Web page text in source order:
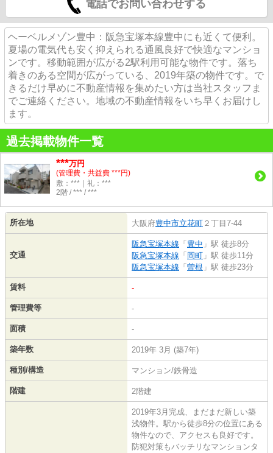
電話でお問い合わせする
ヘーベルメゾン豊中：阪急宝塚本線豊中にも近くて便利。
夏場の電気代も安く抑えられる通風良好で快適なマンショ
ンです。移動範囲が広がる2駅利用可能な物件です。落ち
着きのある空間が広がっている、2019年築の物件です。で
きるだけ早めに不動産情報を集めたい方は当社スタッフま
でご連絡ください。地域の不動産情報をいち早くお届けし
ます。
過去掲載物件一覧
***万円
(管理費・共益費 ***円)
敷：***｜礼：***
2階 / *** / ***
所在地 大阪府豊中市立花町 ２丁目7-44
交通
阪急宝塚本線 「 豊中 」駅 徒歩8分
阪急宝塚本線 「 岡町 」駅 徒歩11分
阪急宝塚本線 「 曽根 」駅 徒歩23分
賃料 -
管理費等 -
面積 -
築年数 2019年 3月 (築7年)
種別/構造 マンション/鉄骨造
階建 2階建
2019年3月完成、まだまだ新しい築
浅物件。駅から徒歩8分の位置にある
物件なので、アクセスも良好です。
防犯対策もバッチリなマンションタ